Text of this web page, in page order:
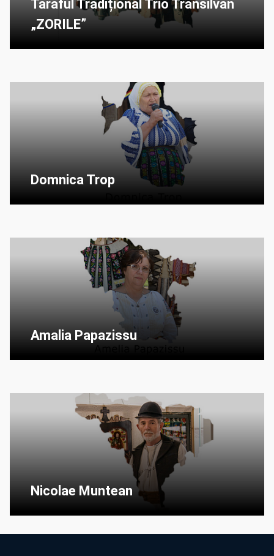
Taraful Tradițional Trio Transilvan
„ZORILE”
Domnica Trop
Amalia Papazissu
Nicolae Muntean